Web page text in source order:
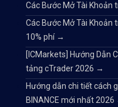
Các Bước Mở Tài Khoản
Các Bước Mở Tài Khoản
10% phí →
[ICMarkets] Hướng Dẫn
tảng cTrader 2026 →
Hướng dẫn chi tiết cách
BINANCE mới nhất 2026